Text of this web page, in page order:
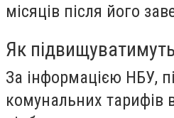
місяців після його
Як
За інформацією НБУ,
комунальних тарифів